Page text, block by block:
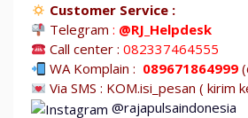
Customer Service :
Telegram: @RJ_Helpdesk
Call center :082337464555
WA Komplain : 089671864999
Via SMS : KOM.isi_pesan ( kirim
@rajapulsaindonesia